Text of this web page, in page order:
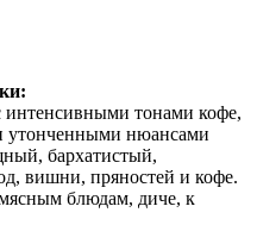
интенсивными тонами кофе,
утонченными нюансами
бархатистый,
вишни, пряностей и кофе.
блюдам, диче, к